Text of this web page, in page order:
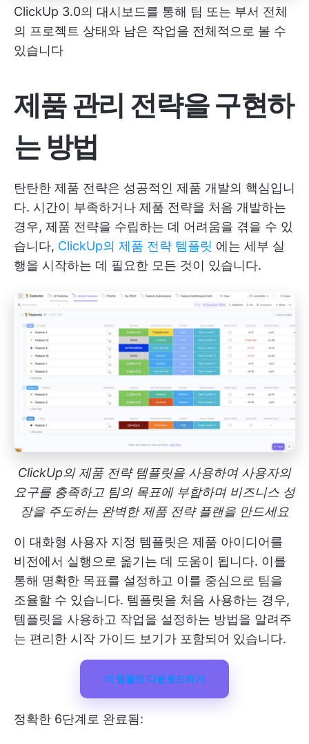
ClickUp 3.0의 대시보드를 통해 팀 또는 부서 전체
의 프로젝트 상태와 남은 작업을 전체적으로 볼 수
있습니다
제품 관리 전략을 구현하
는 방법
탄탄한 제품 전략은 성공적인 제품 개발의 핵심입니
다. 시간이 부족하거나 제품 전략을 처음 개발하는
경우, 제품 전략을 수립하는 데 어려움을 겪을 수 있
습니다, ClickUp의 제품 전략 템플릿 에는 세부 실
행을 시작하는 데 필요한 모든 것이 있습니다.
ClickUp의 제품 전략 템플릿을 사용하여 사용자의
요구를 충족하고 팀의 목표에 부합하며 비즈니스 성
장을 주도하는 완벽한 제품 전략 플랜을 만드세요
이 대화형 사용자 지정 템플릿은 제품 아이디어를
비전에서 실행으로 옮기는 데 도움이 됩니다. 이를
통해 명확한 목표를 설정하고 이를 중심으로 팀을
조율할 수 있습니다. 템플릿을 처음 사용하는 경우,
템플릿을 사용하고 작업을 설정하는 방법을 알려주
는 편리한 시작 가이드 보기가 포함되어 있습니다.
이 템플릿 다운로드하기
정확한 6단계로 완료됨: